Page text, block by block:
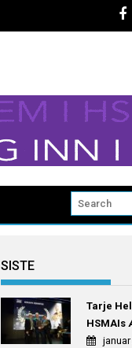
SISTE
Tarje
HSMAIs